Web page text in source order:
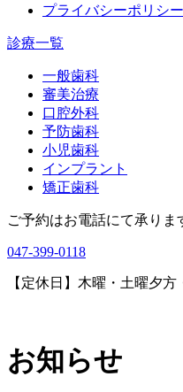
プライバシーポリシー
診療一覧
一般歯科
審美治療
口腔外科
予防歯科
小児歯科
インプラント
矯正歯科
ご予約はお電話にて承りま
047-399-0118
【定休日】木曜・土曜夕
お知らせ